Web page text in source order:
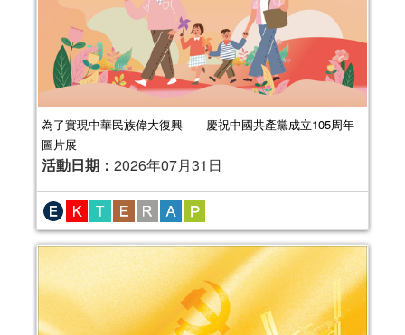
為了實現中華民族偉大復興——慶祝中國共產黨成立105周年
圖片展
活動日期： 2026年07月31日